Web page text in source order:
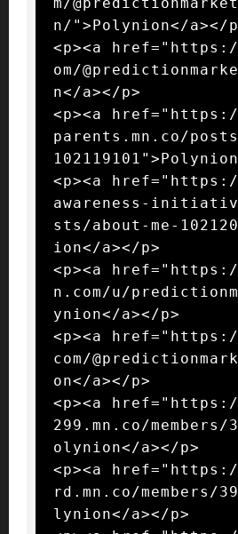
n/">Polynion</a></
<p><a
om/
n</a></p>
<p><a
parents.mn.co/
<p><a
awareness-
sts/about-me-
ion</a></p>
<p><a
n.com/u/
ynion</a></p>
<p><a
com/
on</a></p>
<p><a
299.mn.co/members/
olynion</a></p>
<p><a
rd.mn.co/members/
lynion</a></p>